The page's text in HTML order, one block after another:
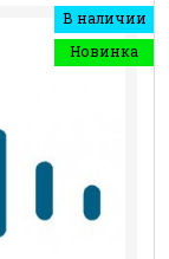
В наличии
Новинка